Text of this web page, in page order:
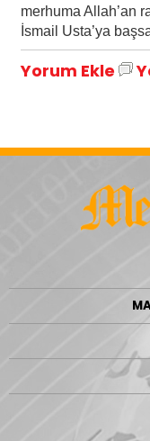
merhuma Allah’an
İsmail Usta’ya
Yorum Ekle